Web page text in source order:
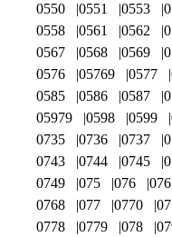
0550
0551 0553
0558
0561 0562
0567
0568 0569
0576
05769 0577
0585
0586 0587
05979
0598 0599
0735
0736 0737
0743
0744 0745
0749
075 076
0768
077 0770
0778
0779 078